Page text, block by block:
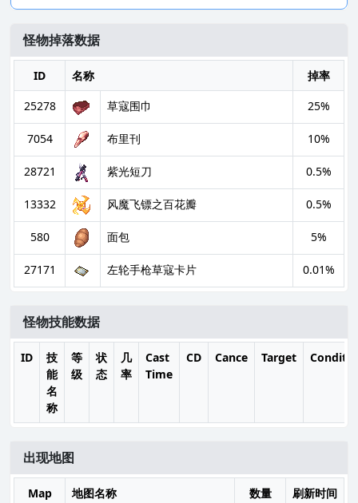
怪物掉落数据
ID 名称
掉率
25278
草寇围巾 25%
7054 布里刊 10%
28721 紫光短刀 0.5%
13332 风魔飞镖之百花瓣 0.5%
580 面包 5%
27171 左轮手枪草寇卡片 0.01%
怪物技能数据
ID
技
能
名
称
等
级
状
态
几
率
Cast
Time
CD Cance Target
出现地图
Map 地图名称 数量 刷新时间